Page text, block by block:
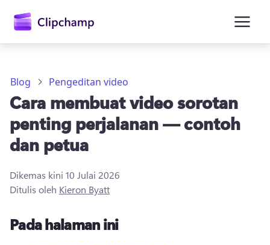
utama
Daftar masuk
Blog Pengeditan video
Cara membuat video sorotan
penting perjalanan — contoh
dan petua
Dikemas kini 10 Julai 2026
Ditulis oleh Kieron Byatt
Pada halaman ini